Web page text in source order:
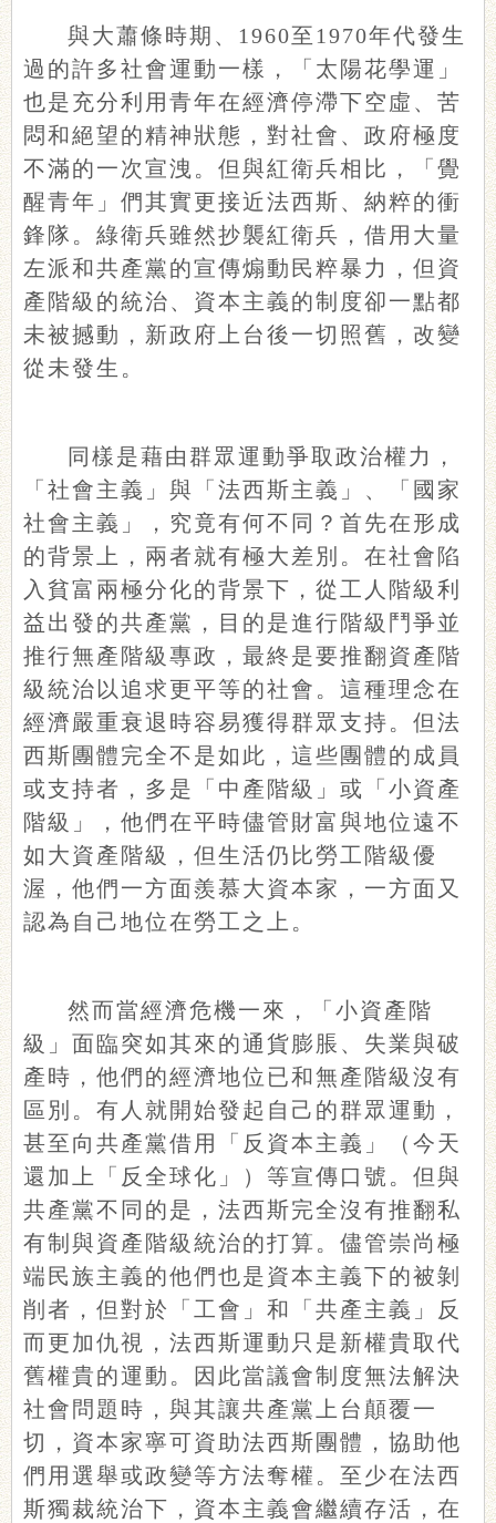
與大蕭條時期、1960至1970年代發生
過的許多社會運動一樣，「太陽花學運」
也是充分利用青年在經濟停滯下空虛、苦
悶和絕望的精神狀態，對社會、政府極度
不滿的一次宣洩。但與紅衛兵相比，「覺
醒青年」們其實更接近法西斯、納粹的衝
鋒隊。綠衛兵雖然抄襲紅衛兵，借用大量
左派和共產黨的宣傳煽動民粹暴力，但資
產階級的統治、資本主義的制度卻一點都
未被撼動，新政府上台後一切照舊，改變
從未發生。
同樣是藉由群眾運動爭取政治權力，
「社會主義」與「法西斯主義」、「國家
社會主義」，究竟有何不同？首先在形成
的背景上，兩者就有極大差別。在社會陷
入貧富兩極分化的背景下，從工人階級利
益出發的共產黨，目的是進行階級鬥爭並
推行無產階級專政，最終是要推翻資產階
級統治以追求更平等的社會。這種理念在
經濟嚴重衰退時容易獲得群眾支持。但法
西斯團體完全不是如此，這些團體的成員
或支持者，多是「中產階級」或「小資產
階級」，他們在平時儘管財富與地位遠不
如大資產階級，但生活仍比勞工階級優
渥，他們一方面羨慕大資本家，一方面又
認為自己地位在勞工之上。
然而當經濟危機一來，「小資產階
級」面臨突如其來的通貨膨脹、失業與破
產時，他們的經濟地位已和無產階級沒有
區別。有人就開始發起自己的群眾運動，
甚至向共產黨借用「反資本主義」（今天
還加上「反全球化」）等宣傳口號。但與
共產黨不同的是，法西斯完全沒有推翻私
有制與資產階級統治的打算。儘管崇尚極
端民族主義的他們也是資本主義下的被剝
削者，但對於「工會」和「共產主義」反
而更加仇視，法西斯運動只是新權貴取代
舊權貴的運動。因此當議會制度無法解決
社會問題時，與其讓共產黨上台顛覆一
切，資本家寧可資助法西斯團體，協助他
們用選舉或政變等方法奪權。至少在法西
斯獨裁統治下，資本主義會繼續存活，在